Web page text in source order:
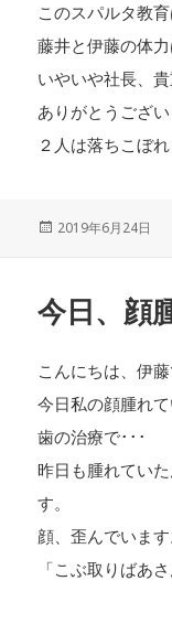
このスパルタ教
藤井と伊藤の体
いやいや社長、
ありがとうござい
２人は落ちこぼ
投
2019年6月24日
今日、顔
こんにちは、伊藤
今日私の顔腫れて
歯の治療で･･･
昨日も腫れてい
す。
顔、歪んでいます
「こぶ取りばあ